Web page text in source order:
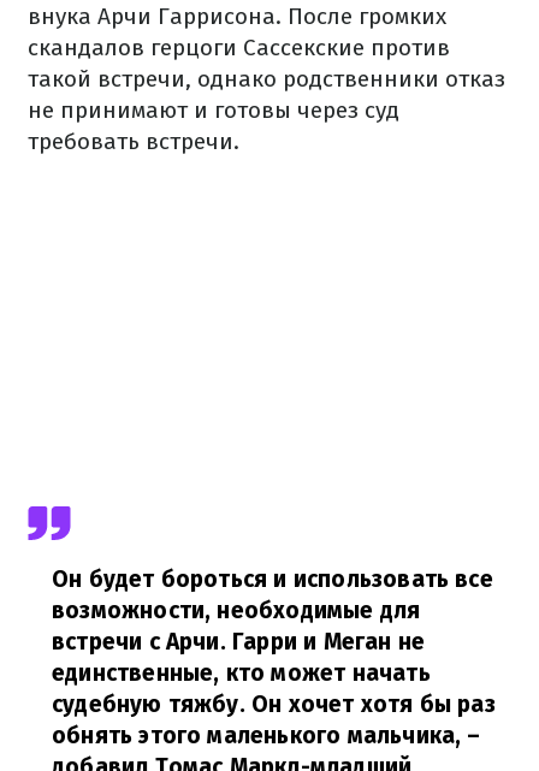
внука Арчи Гаррисона. После громких
скандалов герцоги Сассекские против
такой встречи, однако родственники отказ
не принимают и готовы через суд
требовать встречи.
Он будет бороться и использовать все
возможности, необходимые для
встречи с Арчи. Гарри и Меган не
единственные, кто может начать
судебную тяжбу. Он хочет хотя бы раз
обнять этого маленького мальчика, –